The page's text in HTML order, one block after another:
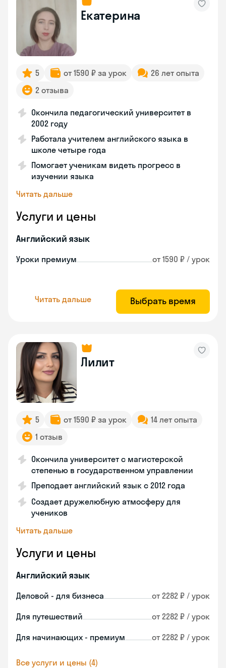
Екатерина
5 от 1590 ₽ за урок
26 лет опыта
2 отзыва
Окончила педагогический университет в
2002 году
Работала учителем английского языка в
школе четыре года
Помогает ученикам видеть прогресс в
изучении языка
Читать дальше
Услуги и цены
Английский язык
Уроки премиум от 1590 ₽ / урок
Читать дальше Выбрать время
Лилит
5 от 1590 ₽ за урок
14 лет опыта
1 отзыв
Окончила университет с магистерской
степенью в государственном управлении
Преподает английский язык с 2012 года
Создает дружелюбную атмосферу для
учеников
Читать дальше
Услуги и цены
Английский язык
Деловой - для бизнеса от 2282 ₽ / урок
Для путешествий от 2282 ₽ / урок
Для начинающих - премиум от 2282 ₽ / урок
Все услуги и цены (4)